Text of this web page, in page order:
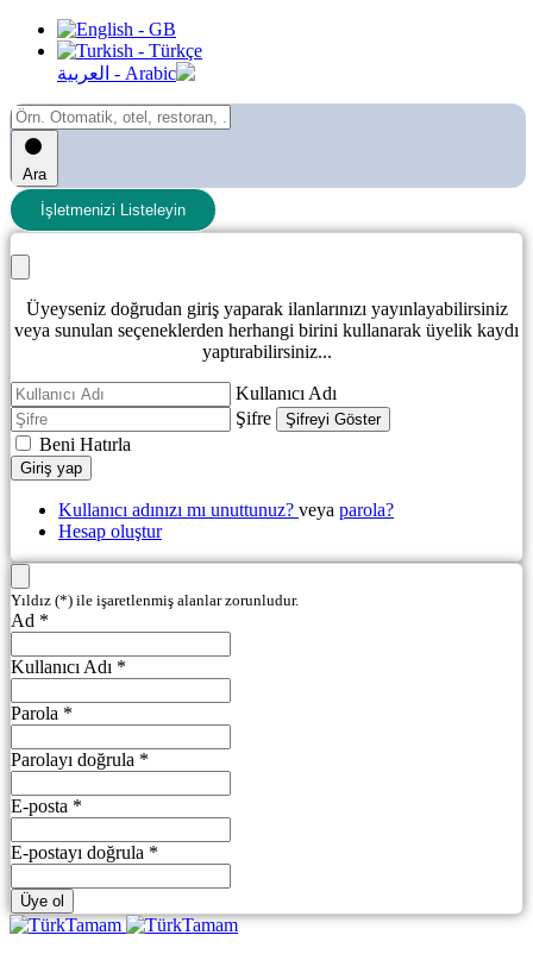
Ara
İşletmenizi Listeleyin
Üyeyseniz doğrudan giriş yaparak ilanlarınızı yayınlayabilirsiniz
veya sunulan seçeneklerden herhangi birini kullanarak üyelik kaydı
yaptırabilirsiniz...
Kullanıcı Adı
Şifre
Şifreyi Göster
Beni Hatırla
Giriş yap
Kullanıcı adınızı mı unuttunuz? veya parola?
Hesap oluştur
Yıldız (*) ile işaretlenmiş alanlar zorunludur.
Ad *
Kullanıcı Adı *
Parola *
Parolayı doğrula *
E-posta *
E-postayı doğrula *
Üye ol